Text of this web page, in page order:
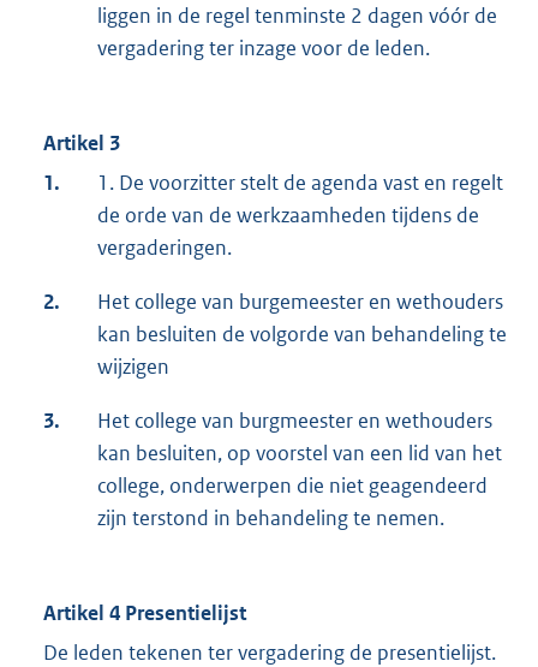
liggen in de regel tenminste 2 dagen vóór de
vergadering ter inzage voor de leden.
Artikel 3
1.
1. De voorzitter stelt de agenda vast en regelt
de orde van de werkzaamheden tijdens de
vergaderingen.
2.
Het college van burgemeester en wethouders
kan besluiten de volgorde van behandeling te
wijzigen
3.
Het college van burgmeester en wethouders
kan besluiten, op voorstel van een lid van het
college, onderwerpen die niet geagendeerd
zijn terstond in behandeling te nemen.
Artikel 4 Presentielijst
De leden tekenen ter vergadering de presentielijst.